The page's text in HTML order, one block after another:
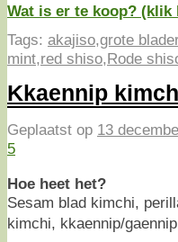
Wat is er te koop? (klik
Tags: akajiso,grote
mint,red shiso,Rode
Kkaennip
Geplaatst op 13
5
Hoe heet het?
Sesam blad kimchi,
kimchi, kkaennip/